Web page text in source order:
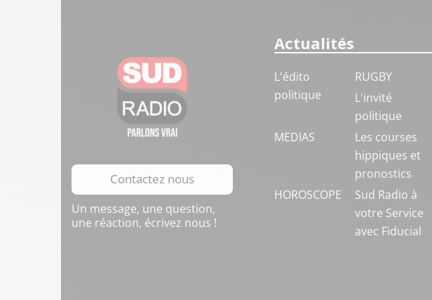
Contactez nous
Un message, une question,
une réaction, écrivez nous !
Actualités
L'édito
politique
RUGBY
L'invité
politique
MEDIAS
Les courses
hippiques et
pronostics
HOROSCOPE
Sud Radio à
votre Service
avec Fiducial